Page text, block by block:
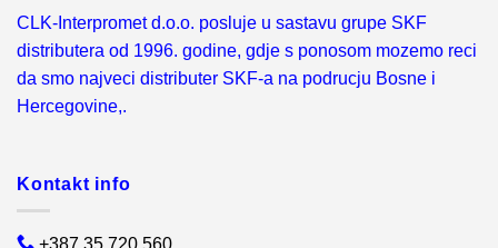
CLK-Interpromet d.o.o. posluje u sastavu grupe SKF
distributera od 1996. godine, gdje s ponosom mozemo reci
da smo najveci distributer SKF-a na podrucju Bosne i
Hercegovine,.
Kontakt info